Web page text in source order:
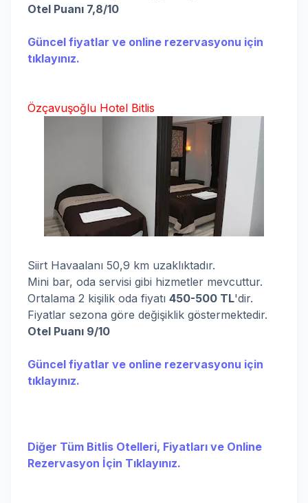
Otel Puanı 7,8/10
Güncel fiyatlar ve online rezervasyonu için
tıklayınız.
Özçavuşoğlu Hotel Bitlis
Siirt Havaalanı 50,9 km uzaklıktadır.
Mini bar, oda servisi gibi hizmetler mevcuttur.
Ortalama 2 kişilik oda fiyatı 450-500 TL'dir.
Fiyatlar sezona göre değişiklik göstermektedir.
Otel Puanı 9/10
Güncel fiyatlar ve online rezervasyonu için
tıklayınız.
Diğer Tüm Bitlis Otelleri, Fiyatları ve Online
Rezervasyon İçin Tıklayınız.